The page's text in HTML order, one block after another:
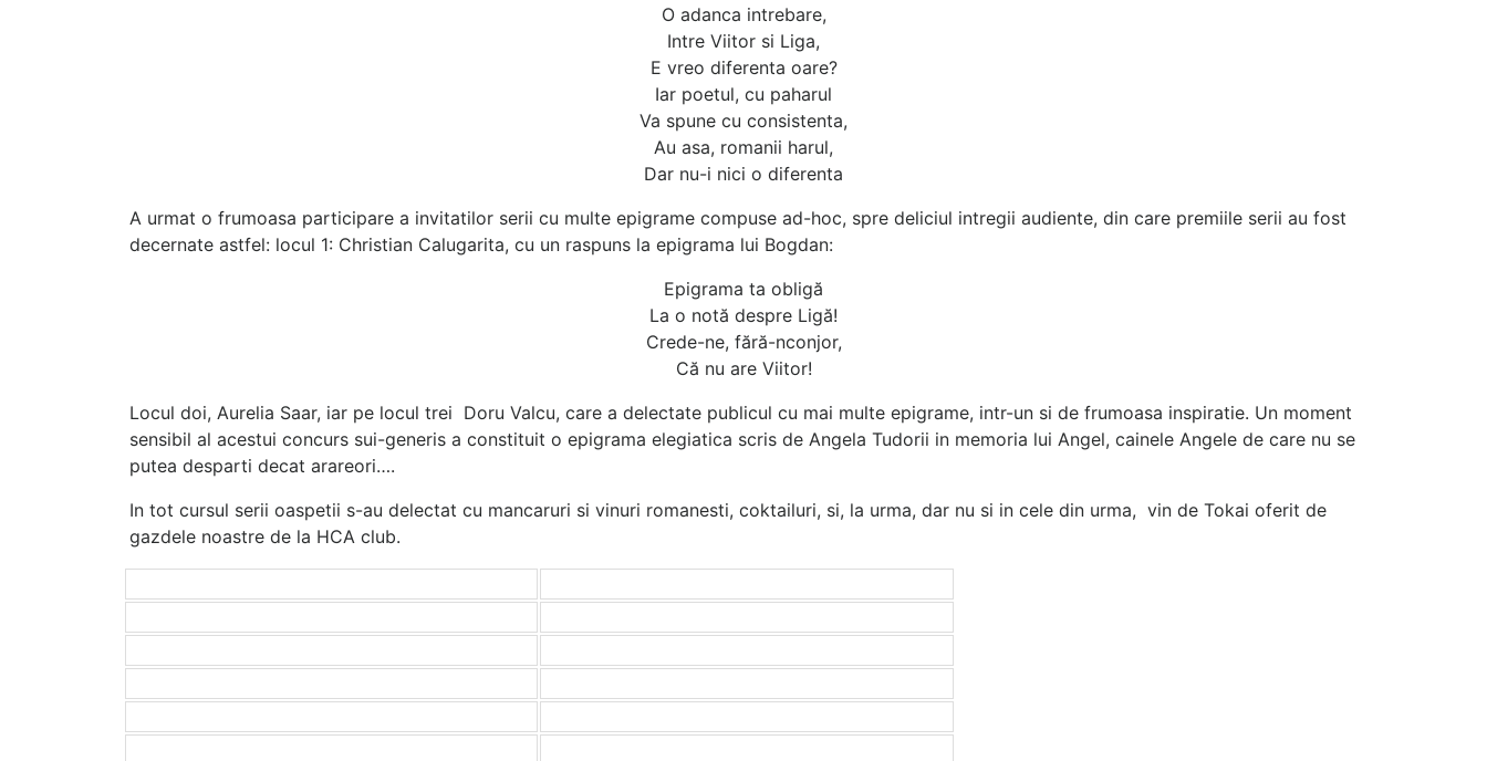
O adanca intrebare,
Intre Viitor si Liga,
E vreo diferenta oare?
Iar poetul, cu paharul
Va spune cu consistenta,
Au asa, romanii harul,
Dar nu-i nici o diferenta
A urmat o frumoasa participare a invitatilor serii cu multe epigrame compuse ad-hoc, spre deliciul intregii audiente, din care premiile serii au fost
decernate astfel: locul 1: Christian Calugarita, cu un raspuns la epigrama lui Bogdan:
Epigrama ta obligă
La o notă despre Ligă!
Crede-ne, fără-nconjor,
Că nu are Viitor!
Locul doi, Aurelia Saar, iar pe locul trei Doru Valcu, care a delectate publicul cu mai multe epigrame, intr-un si de frumoasa inspiratie. Un moment
sensibil al acestui concurs sui-generis a constituit o epigrama elegiatica scris de Angela Tudorii in memoria lui Angel, cainele Angele de care nu se
putea desparti decat arareori….
In tot cursul serii oaspetii s-au delectat cu mancaruri si vinuri romanesti, coktailuri, si, la urma, dar nu si in cele din urma, vin de Tokai oferit de
gazdele noastre de la HCA club.